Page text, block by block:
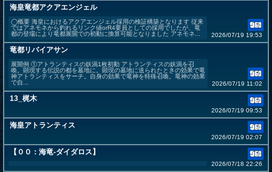
海皇竜都アクアエンジェル
◯概要 海皇におけるアクアエンジェル採用の検証構築となります 従来
ではアネモネから釣れるリンク値orR4要員としての採用でしたが、竜
都の登場により竜都展開での初動に換算可能となりました アネモネ...
2026/07/19 19:53
竜都リバイアサン
展開例 ①アトランティスの妖渦1枚初動 アトランティスの妖渦を召
喚。顕現する伝説の都を墓地に。顕現の墓地に送られたときの効果で竜
神アトランティスをサーチ。自身の効果で竜神を特殊召喚。竜神の効果
で自...
2026/07/19 11:02
13_梶木
2026/07/19 09:53
海皇アトランティス
2026/07/19 02:07
【００：海竜-ダイダロス】
2026/07/18 22:26